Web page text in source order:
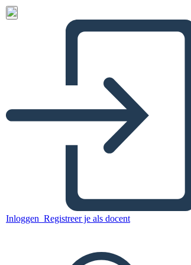
Inloggen Registreer je als docent